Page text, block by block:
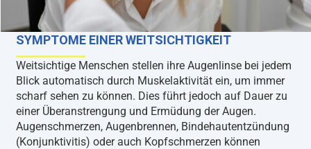
SYMPTOME EINER WEITSICHTIGKEIT
Weitsichtige Menschen stellen ihre Augenlinse bei jedem
Blick automatisch durch Muskelaktivität ein, um immer
scharf sehen zu können. Dies führt jedoch auf Dauer zu
einer Überanstrengung und Ermüdung der Augen.
Augenschmerzen, Augenbrennen, Bindehautentzündung
(Konjunktivitis) oder auch Kopfschmerzen können